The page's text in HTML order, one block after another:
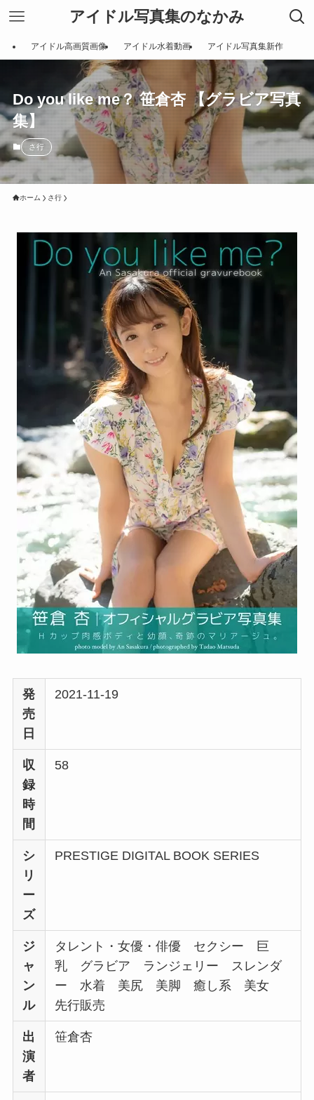
アイドル写真集のなかみ
アイドル高画質画像 アイドル水着動画 アイドル写真集新作
Do you like me？ 笹倉杏 【グラビア写真
集】
さ行
ホーム さ行
発
売
日
2021-11-19
収
録
時
間
58
シ
リ
ー
ズ
PRESTIGE DIGITAL BOOK SERIES
ジ
ャ
ン
ル
タレント・女優・俳優 セクシー 巨
乳 グラビア ランジェリー スレンダ
ー 水着 美尻 美脚 癒し系 美女
先行販売
出
演
者
笹倉杏